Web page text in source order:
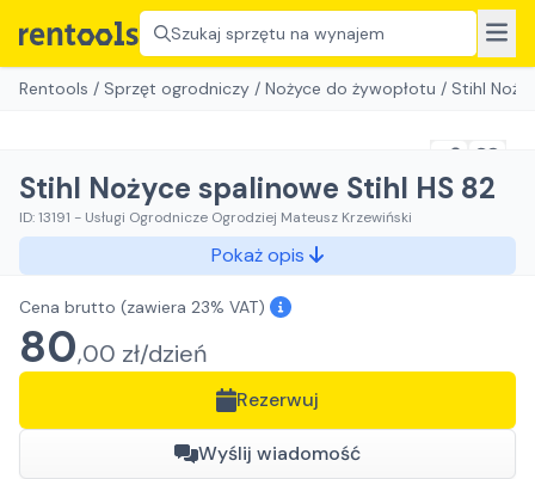
Szukaj sprzętu na wynajem
Rentools / Sprzęt ogrodniczy / Nożyce do żywopłotu / Stihl
Stihl Nożyce spalinowe Stihl HS 82
ID:13191 - Usługi Ogrodnicze Ogrodziej Mateusz Krzewiński
Pokaż opis
Cena brutto (zawiera 23% VAT)
80,00 zł/dzień
Rezerwuj
Wyślij wiadomość